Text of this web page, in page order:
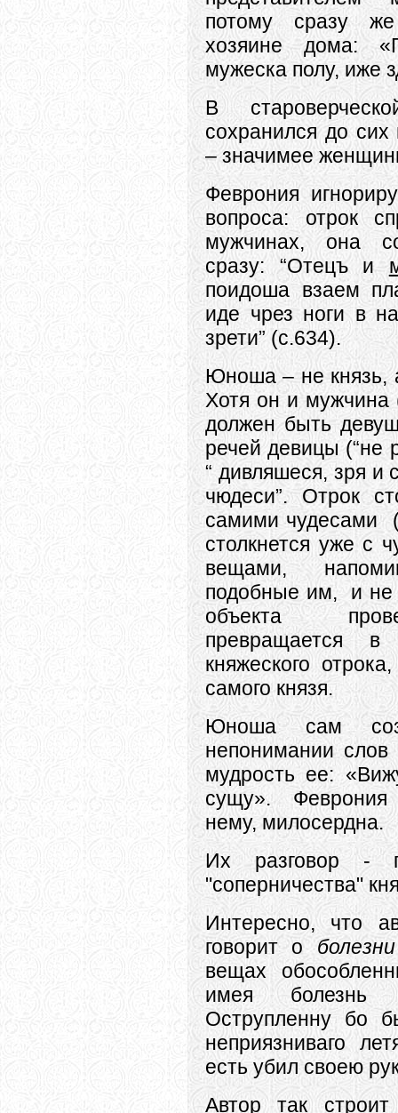
потому сразу
хозяине дома:
мужеска полу, иже
В
сохранился до
– значимее
Феврония
вопроса: отрок
мужчинах, она
сразу: “Отецъ и
поидоша взаем
иде чрез ноги в
зрети” (с.634).
Юноша – не князь,
Хотя он и мужчина
должен быть
речей девицы (“не
“ дивляшеся, зря
чюдеси”. Отрок
самими чудесами
столкнется уже с
вещами,
подобные им, и не
объекта
превращается в
княжеского
самого князя.
Юноша сам
непонимании слов
мудрость ее:
сущу». Феврония
нему, милосердна.
Их разговор -
"соперничества"
Интересно, что
говорит оболезни
вещах
имея
Острупленну бо
неприязниваго
есть убил своею
Автор так